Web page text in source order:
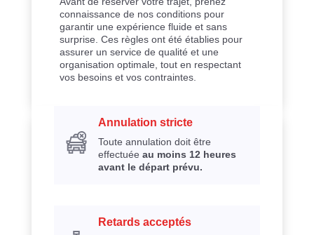
connaissance de nos conditions pour
garantir une expérience fluide et sans
surprise. Ces règles ont été établies pour
assurer un service de qualité et une
organisation optimale, tout en respectant
vos besoins et vos contraintes.
Annulation stricte
Toute annulation doit être
effectuée au moins 12 heures
avant le départ prévu.
Retards acceptés